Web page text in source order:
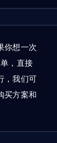
你想一次
，直接
，我们可
买方案和